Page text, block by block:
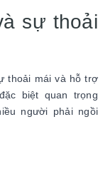
sự thoải
thoải mái và hỗ trợ
biệt quan trọng
người phải ngồi